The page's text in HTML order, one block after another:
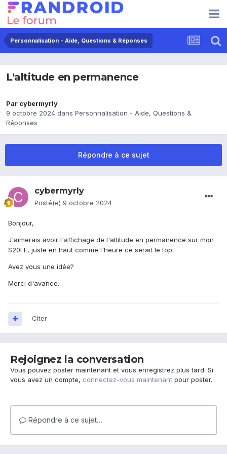
Personnalisation - Aide, Questions & Réponses
L'altitude en permanence
Par cybermyrly
9 octobre 2024 dans Personnalisation - Aide, Questions &
Réponses
Répondre à ce sujet
cybermyrly
Posté(e) 9 octobre 2024
Bonjour,
J'aimerais avoir l'affichage de l'altitude en permanence sur mon
S20FE, juste en haut comme l'heure ce serait le top.
Avez vous une idée?
Merci d'avance.
Citer
Rejoignez la conversation
Vous pouvez poster maintenant et vous enregistrez plus tard. Si
vous avez un compte, connectez-vous maintenant pour poster.
Répondre à ce sujet…